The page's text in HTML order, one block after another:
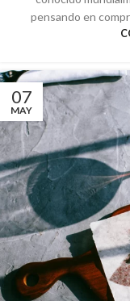
pensando en
07
MAY